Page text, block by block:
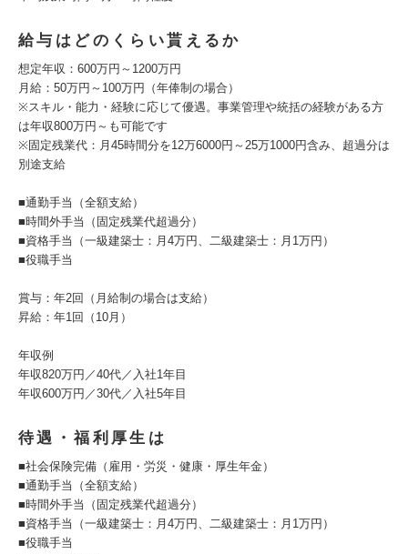
給与はどのくらい貰えるか
想定年収：600万円～1200万円
月給：50万円～100万円（年俸制の場合）
※スキル・能力・経験に応じて優遇。事業管理や統括の経験がある方
は年収800万円～も可能です
※固定残業代：月45時間分を12万6000円～25万1000円含み、超過分は
別途支給
■通勤手当（全額支給）
■時間外手当（固定残業代超過分）
■資格手当（一級建築士：月4万円、二級建築士：月1万円）
■役職手当
賞与：年2回（月給制の場合は支給）
昇給：年1回（10月）
年収例
年収820万円／40代／入社1年目
年収600万円／30代／入社5年目
待遇・福利厚生は
■社会保険完備（雇用・労災・健康・厚生年金）
■通勤手当（全額支給）
■時間外手当（固定残業代超過分）
■資格手当（一級建築士：月4万円、二級建築士：月1万円）
■役職手当